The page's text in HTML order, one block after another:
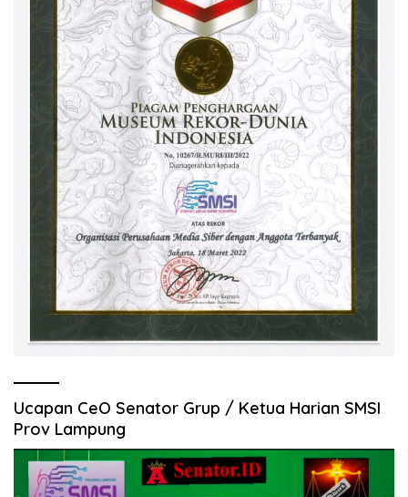
Ucapan CeO Senator Grup / Ketua Harian SMSI
Prov Lampung